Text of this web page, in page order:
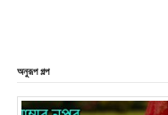
অনুরূপ গল্প